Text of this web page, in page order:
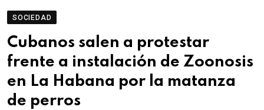
SOCIEDAD
Cubanos salen a protestar
frente a instalación de Zoonosis
en La Habana por la matanza
de perros